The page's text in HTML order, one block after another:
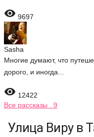
 9697
Sasha
Многие думают, что
дорого, и иногда...
 12422
Все рассказы 9
Улица Виру в